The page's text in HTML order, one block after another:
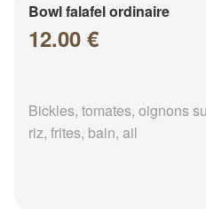
Bowl falafel ordinaire
12.00 €
Bickles, tomates, oignons
riz, frites, bain, ail